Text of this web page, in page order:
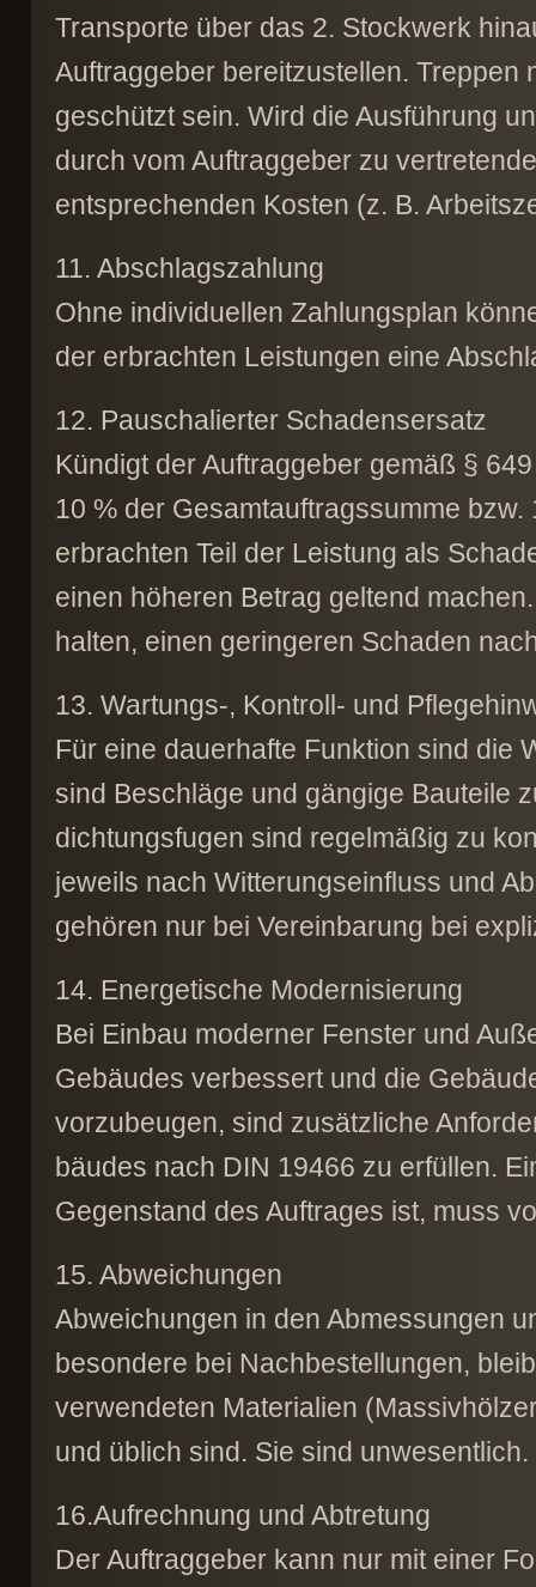
Transporte über das 2. Stockwerk
Auftraggeber bereitzustellen.
geschützt sein. Wird die Ausführung
durch vom Auftraggeber zu
entsprechenden Kosten (z. B.
11. Abschlagszahlung
Ohne individuellen Zahlungsplan
der erbrachten Leistungen eine
12. Pauschalierter Schadensersatz
Kündigt der Auftraggeber gemäß §
10 % der Gesamtauftragssumme
erbrachten Teil der Leistung als
einen höheren Betrag geltend
halten, einen geringeren Schaden
13. Wartungs-, Kontroll- und
Für eine dauerhafte Funktion sind die
sind Beschläge und gängige Bauteile
dichtungsfugen sind regelmäßig zu
jeweils nach Witterungseinfluss und
gehören nur bei Vereinbarung bei
14. Energetische Modernisierung
Bei Einbau moderner Fenster und
Gebäudes verbessert und die
vorzubeugen, sind zusätzliche
bäudes nach DIN 19466 zu erfüllen.
Gegenstand des Auftrages ist, muss
15. Abweichungen
Abweichungen in den Abmessungen
besondere bei Nachbestellungen,
verwendeten Materialien
und üblich sind. Sie sind unwesentlich.
16.Aufrechnung und Abtretung
Der Auftraggeber kann nur mit einer